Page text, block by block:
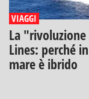
VIAGGI
La
Lines: perché
mare è ibrido